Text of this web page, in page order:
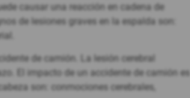
causar una reacción en cadena de
de lesiones graves en la espalda son:
de camión. La lesión cerebral
El impacto de un accidente de camión es
son: conmociones cerebrales,